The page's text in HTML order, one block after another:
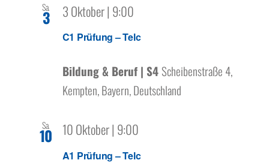
Sa.
3
C1 Prüfung – Telc
3 Oktober | 9:00
Bildung & Beruf | S4 Scheibenstraße 4,
Kempten, Bayern, Deutschland
Sa.
10
A1 Prüfung – Telc
10 Oktober | 9:00